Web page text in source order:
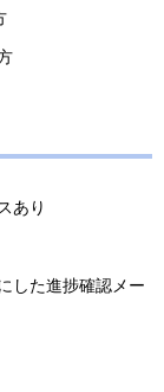
あり
した進捗確認メー